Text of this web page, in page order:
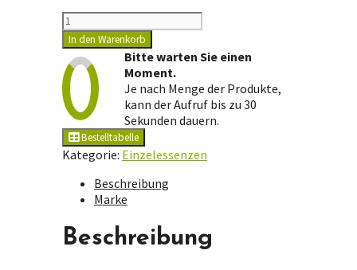
AU
Rough
Bluebell,
15ml
Menge
In den Warenkorb
Bitte warten Sie einen
Moment.
Je nach Menge der Produkte,
kann der Aufruf bis zu 30
Sekunden dauern.
Bestelltabelle
Kategorie: Einzelessenzen
Beschreibung
Marke
Beschreibung